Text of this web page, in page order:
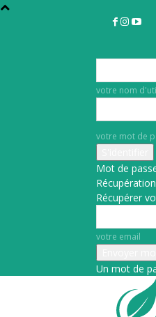
votre nom
votre mot de
Mot de
Récupérer
votre email
Un mot de